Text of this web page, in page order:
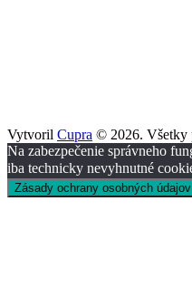
Vytvoril Cupra © 2026. Všetky
Na zabezpečenie správneho
iba technicky nevyhnutné
Zásady ochrany osobných údajov